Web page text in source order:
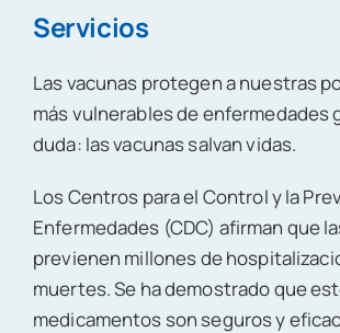
Servicios
Las vacunas protegen a nuestras
más vulnerables de enfermedades
duda: las vacunas salvan vidas.
Los Centros para el Control y la
Enfermedades (CDC) afirman que
previenen millones de
muertes. Se ha demostrado que
medicamentos son seguros y